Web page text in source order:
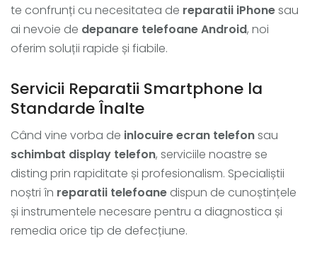
te confrunți cu necesitatea de reparatii iPhonesau
ai nevoie de depanare telefoane Android, noi
oferim soluții rapide și fiabile.
Servicii Reparatii Smartphone la
Standarde Înalte
Când vine vorba de inlocuire ecran telefonsau
schimbat display telefon, serviciile noastre se
disting prin rapiditate și profesionalism. Specialiștii
noștri în reparatii telefoane dispun de cunoștințele
și instrumentele necesare pentru a diagnostica și
remedia orice tip de defecțiune.